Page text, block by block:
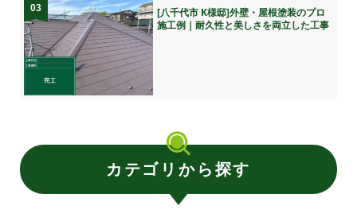
03
[八千代市 K様邸]外壁・屋根塗装のプロ
施工例｜耐久性と美しさを両立した工事
カテゴリから探す